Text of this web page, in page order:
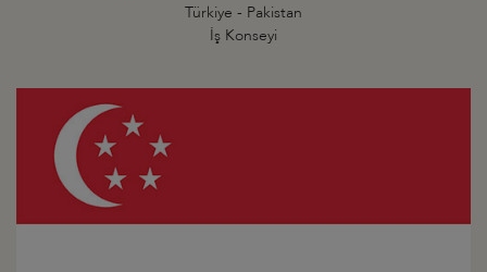
Türkiye - Pakistan
İş Konseyi